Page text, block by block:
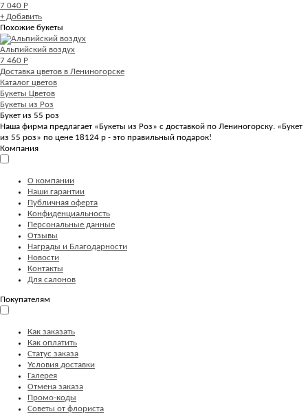
7 040 Р
+ Добавить
Похожие букеты
Альпийский воздух
7 460 Р
Доставка цветов в Лениногорске
Каталог цветов
Букеты Цветов
Букеты из Роз
Букет из 55 роз
Наша фирма предлагает «Букеты из Роз» с доставкой по Лениногорску. «Букет
из 55 роз» по цене 18124 р - это правильный подарок!
Компания
О компании
Наши гарантии
Публичная оферта
Конфиденциальность
Персональные данные
Отзывы
Награды и Благодарности
Новости
Контакты
Для салонов
Покупателям
Как заказать
Как оплатить
Статус заказа
Условия доставки
Галерея
Отмена заказа
Промо-коды
Советы от флориста